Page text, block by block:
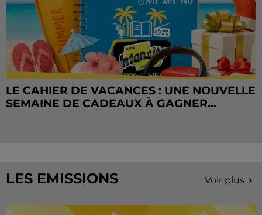
LE CAHIER DE VACANCES : UNE NOUVELLE
SEMAINE DE CADEAUX À GAGNER...
LES EMISSIONS Voir plus